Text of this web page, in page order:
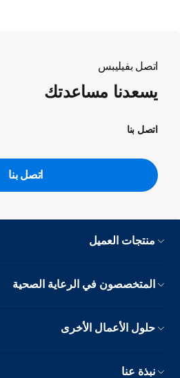
اتصل بفيليبس
يسعدنا مساعدتك
اتصل بنا
اتصل بنا
منتجات العميل
المتخصصون في الرعاية الصحية
حلول الأعمال الأخرى
نبذة عنا